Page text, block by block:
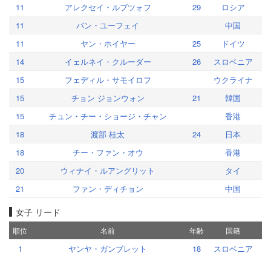
11
アレクセイ・ルブツォフ 29
ロシア
11
パン・ユーフェイ
中国
11
ヤン・ホイヤー 25
ドイツ
14
イェルネイ・クルーダー 26
スロベニア
15
フェディル・サモイロフ
ウクライナ
15
チョン ジョンウォン 21
韓国
15
チュン・チー・ショージ・チャン
香港
18
渡部 桂太 24
日本
18
チー・ファン・オウ
香港
20
ウィナイ・ルアングリット
タイ
21
ファン・ディチョン 中国
女子 リード
順位 名前 年齢 国籍
1 ヤンヤ・ガンブレット 18
スロベニア